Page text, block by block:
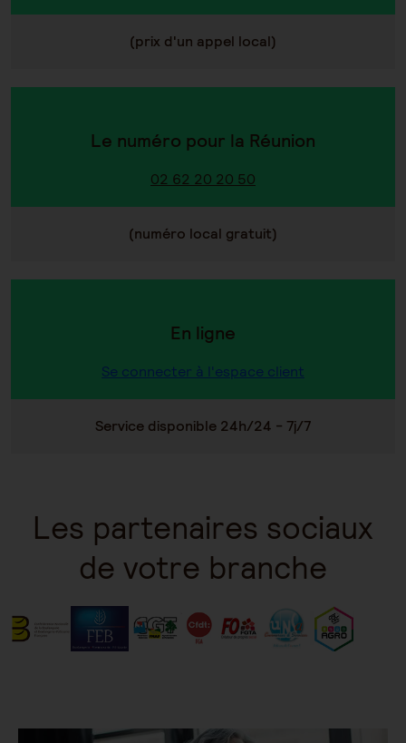
(prix d'un appel local)
Le numéro pour la Réunion
02 62 20 20 50
(numéro local gratuit)
En ligne
Se connecter à l'espace client
Service disponible 24h/24 - 7j/7
Les partenaires sociaux
de votre branche